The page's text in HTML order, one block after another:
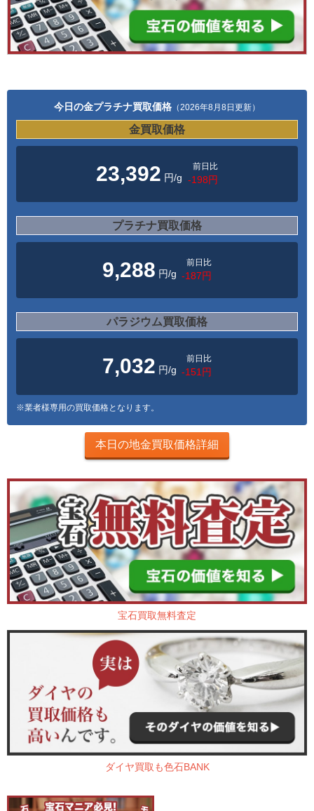
今日の金プラチナ買取価格 （2026年8月8日更新）
金買取価格
23,392 円/g
前日比
-198円
プラチナ買取価格
9,288 円/g
前日比
-187円
パラジウム買取価格
7,032 円/g
前日比
-151円
※業者様専用の買取価格となります。
本日の地金買取価格詳細
宝石買取無料査定
ダイヤ買取も色石BANK